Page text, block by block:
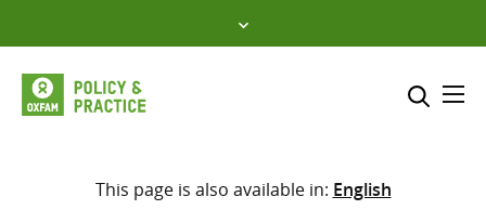
to
content
Sélectionner l’emplacement
This page is also available in: English